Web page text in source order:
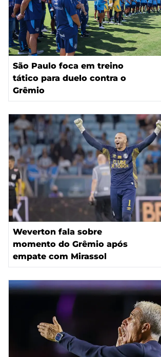
São Paulo foca em treino
tático para duelo contra o
Grêmio
Weverton fala sobre
momento do Grêmio após
empate com Mirassol